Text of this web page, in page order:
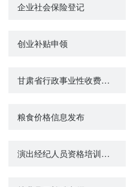
企业社会保险登记
创业补贴申领
甘肃省行政事业性收费目录清单（公安部门）
粮食价格信息发布
演出经纪人员资格培训咨询